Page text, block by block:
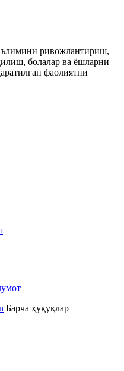
ривожлантириш,
болалар ва ёшларни
фаолиятни
Барча ҳуқуқлар